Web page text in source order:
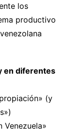
los
productivo
en diferentes
(y